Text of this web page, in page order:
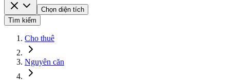
Chọn diện tích
Tìm kiếm
Cho thuê
Nguyên căn